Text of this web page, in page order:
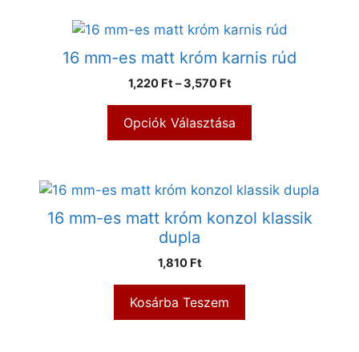
16 mm-es matt króm karnis rúd
1,220 Ft–3,570 Ft
Opciók Választása
16 mm-es matt króm konzol klassik
dupla
1,810 Ft
Kosárba Teszem